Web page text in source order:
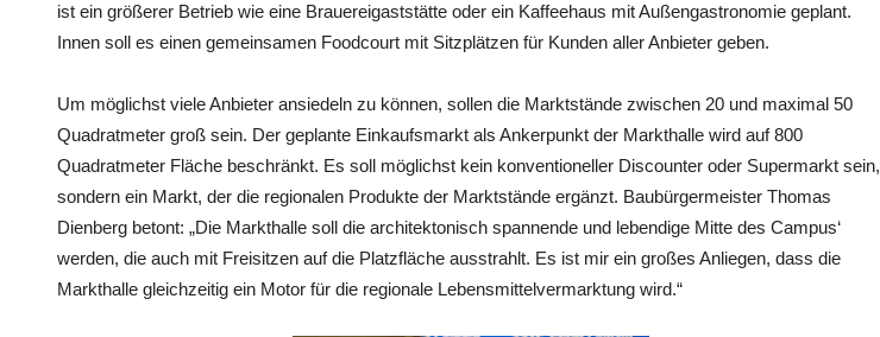
ist ein größerer Betrieb wie eine Brauereigaststätte oder ein Kaffeehaus mit Außengastronomie geplant.
Innen soll es einen gemeinsamen Foodcourt mit Sitzplätzen für Kunden aller Anbieter geben.
Um möglichst viele Anbieter ansiedeln zu können, sollen die Marktstände zwischen 20 und maximal 50
Quadratmeter groß sein. Der geplante Einkaufsmarkt als Ankerpunkt der Markthalle wird auf 800
Quadratmeter Fläche beschränkt. Es soll möglichst kein konventioneller Discounter oder Supermarkt sein,
sondern ein Markt, der die regionalen Produkte der Marktstände ergänzt. Baubürgermeister Thomas
Dienberg betont: „Die Markthalle soll die architektonisch spannende und lebendige Mitte des Campus‘
werden, die auch mit Freisitzen auf die Platzfläche ausstrahlt. Es ist mir ein großes Anliegen, dass die
Markthalle gleichzeitig ein Motor für die regionale Lebensmittelvermarktung wird.“